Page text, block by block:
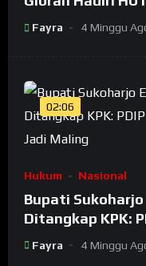
Fayra 4 Minggu
02:06
Hukum Nasional
Bupati
Ditangkap KPK:
Banyak Jadi
Fayra 4 Minggu